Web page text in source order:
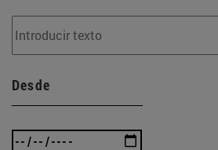
Desde